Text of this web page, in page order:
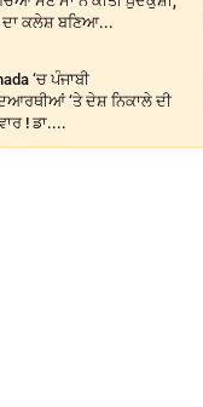
ਕਲੇਸ਼ ਬਣਿਆ...
‘ਚ ਪੰਜਾਬੀ
‘ਤੇ ਦੇਸ਼ ਨਿਕਾਲੇ ਦੀ
! ਡਾ....